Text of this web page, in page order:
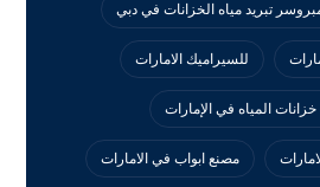
تبريد مياه الخزانات في دبي
للسيراميك الامارات
المياه في الإمارات
مصنع ابواب في الامارات